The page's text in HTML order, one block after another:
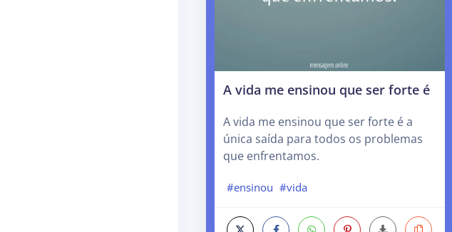
A vida me ensinou que ser forte é
A vida me ensinou que ser forte é a
única saída para todos os problemas
que enfrentamos.
#ensinou #vida